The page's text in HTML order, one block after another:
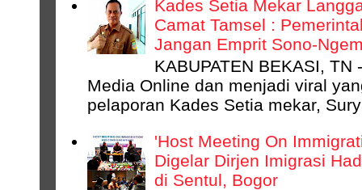
Kades Setia Mekar
Camat Tamsel :
Jangan Emprit Sono-
KABUPATEN BEKASI,
Media Online dan menjadi viral
pelaporan Kades Setia mekar,
'Host Meeting On
Digelar Dirjen Imigrasi
di Sentul, Bogor